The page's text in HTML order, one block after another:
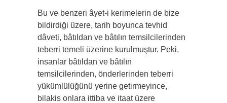
Bu ve benzeri âyet-i kerimelerin de bize
bildirdiği üzere, tarih boyunca tevhid
dâveti, bâtıldan ve bâtılın temsilcilerinden
teberri temeli üzerine kurulmuştur. Peki,
insanlar bâtıldan ve bâtılın
temsilcilerinden, önderlerinden teberri
yükümlülüğünü yerine getirmeyince,
bilakis onlara ittiba ve itaat üzere